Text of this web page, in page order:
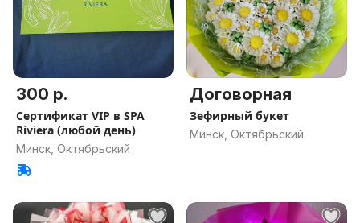
300 р.
Сертификат VIP в SPA
Riviera (любой день)
Минск, Октябрьский
Договорная
Зефирный букет
Минск, Октябрьский